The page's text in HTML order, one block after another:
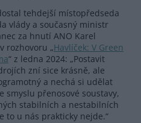
tehdejší místopředseda
vlády a současný ministr
za hnutí ANO Karel
rozhovoru „Havlíček: V Green
“ z ledna 2024: „Postavit
zní sice krásně, ale
a nechá si udělat
smyslu přenosové soustavy,
stabilních a nestabilních
to u nás prakticky nejde.“